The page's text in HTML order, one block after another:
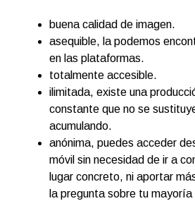
buena calidad de imagen.
asequible, la podemos
en las plataformas.
totalmente accesible.
ilimitada, existe una
constante que no se
acumulando.
anónima, puedes acceder
móvil sin necesidad de ir a
lugar concreto, ni aportar
la pregunta sobre tu